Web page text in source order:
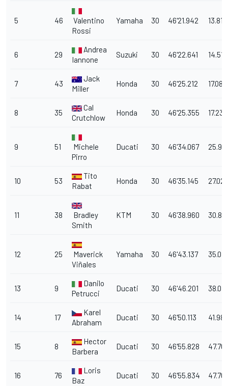
5 46
Valentino
Rossi
Yamaha 30 46'21.942 13.817
6 29
Andrea
Iannone
Suzuki 30 46'22.641 14.516
7 43
Jack
Miller
Honda 30 46'25.212 17.087
8 35
Cal
Crutchlow
Honda 30 46'25.355 17.230
9 51
Michele
Pirro
Ducati 30 46'34.067
10 53
Tito
Rabat
Honda 30 46'35.145 27.020
11 38
Bradley
Smith
KTM 30 46'38.960
12 25
Maverick
Viñales
Yamaha 30 46'43.137 35.012
13 9
Danilo
Petrucci
Ducati 30 46'46.201
14 17
Karel
Abraham
Ducati 30 46'50.113 41.988
15 8
Hector
Barbera
Ducati 30 46'55.828
16 76
Loris
Baz
Ducati 30 46'55.834